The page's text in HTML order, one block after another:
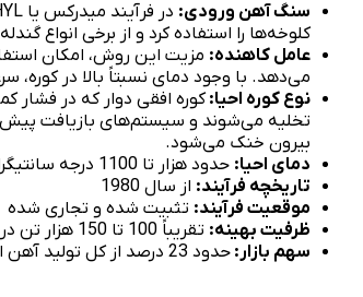
سنگ آهن ورودی:
کلوخه‌ها را استفاده کرد و از برخی انواع
عامل کاهنده: مزیت این روش، امکان
می‌دهد. با وجود دمای نسبتاً بالا در
نوع کوره احیا:کوره افقی دوار که در فشار
تخلیه می‌شوند و سیستم‌های بازیافت
بیرون خنک می‌شود.
دمای احیا: حدود هزار تا 1100 درجه سانتیگراد
تاریخچه فرآیند: از سال 1980
موقعیت فرآیند: تثبیت شده و تجاری شده
ظرفیت بهینه: تقریباً 100 تا 150 هزار تن در هر ماژول
سهم بازار: حدود 23 درصد از کل تولید آهن اسفنجی